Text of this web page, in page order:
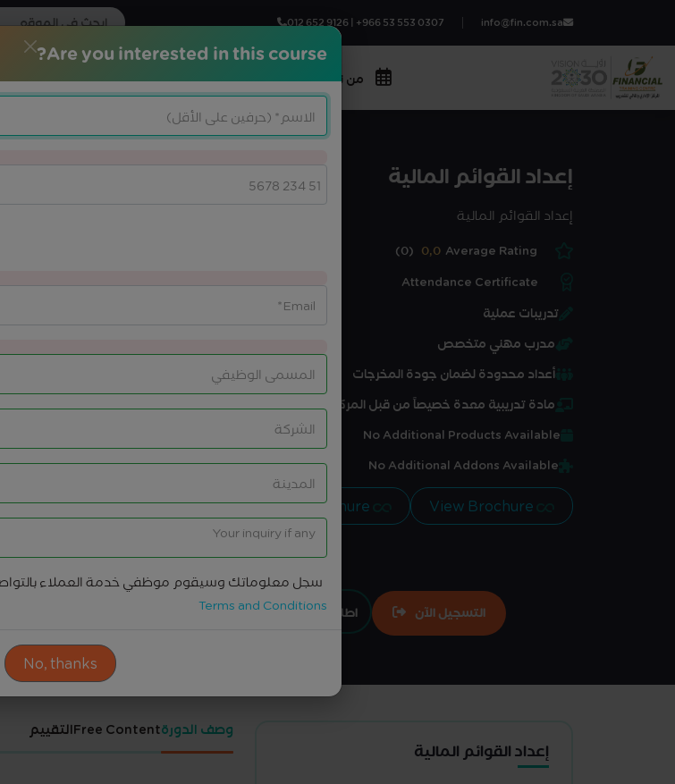
info@fin.com.sa
012 652 9126 | +966 53 553 0307
من نحن المجالات التدريبية الشهادات الاحترافية خدماتنا
إعداد القوائم المالية
إعداد القوائم المالية
Average Rating
0,0
(0)
Attendance Certificate
تدريبات عملية
مدرب مهني متخصص
أعداد محدودة لضمان جودة المخرجات
مادة تدريبية معدة خصيصاً من قبل المركز
No Additional Products Available
No Additional Addons Available
التسجيل الآن اطلبها تعاقدي
إعداد القوائم المالية
وصف الدورةFree Contentالتقييم
Are you interested in this course?
سجل معلوماتك وسيقوم موظفي خدمة العملاء
Terms and Conditions
No, thanks